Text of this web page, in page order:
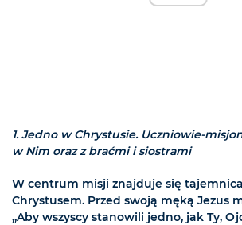
1. Jedno w Chrystusie. Uczniowie-
w Nim oraz z braćmi i siostrami
W centrum misji znajduje się
Chrystusem. Przed swoją męką Jezus
„Aby wszyscy stanowili jedno, jak Ty,